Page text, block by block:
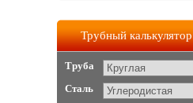
Трубный калькулятор
Труба
Сталь